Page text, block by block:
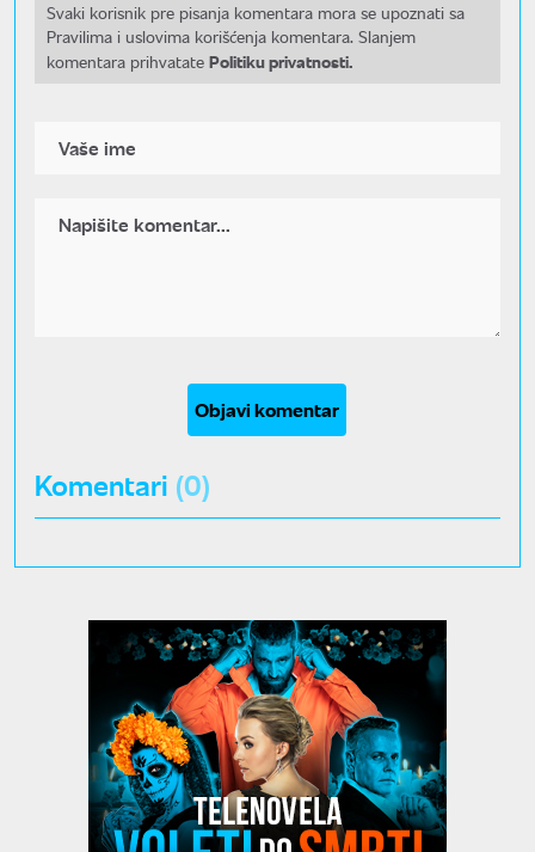
Svaki korisnik pre pisanja komentara mora se upoznati sa
Pravilima i uslovima korišćenja komentara. Slanjem
komentara prihvatate Politiku privatnosti.
Objavi komentar
Komentari (0)